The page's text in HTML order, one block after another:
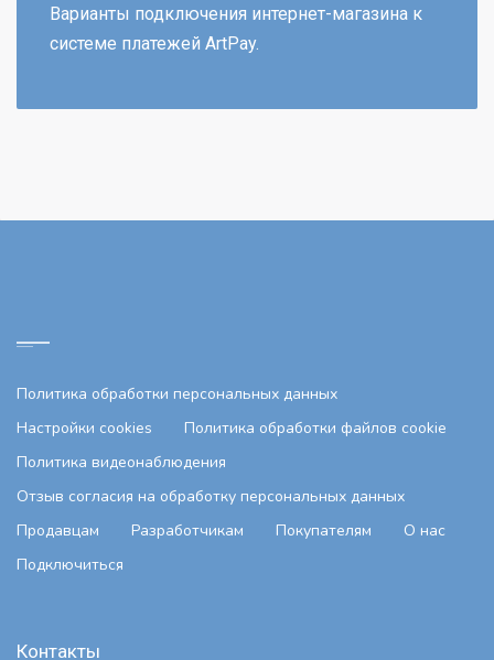
Варианты подключения интернет-магазина к
системе платежей ArtPay.
Политика обработки персональных данных
Настройки cookies
Политика обработки файлов cookie
Политика видеонаблюдения
Отзыв согласия на обработку персональных данных
Продавцам
Разработчикам Покупателям
О нас
Подключиться
Контакты